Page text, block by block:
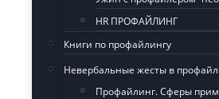
HR ПРОФАЙЛИНГ
Книги по профайлингу
Невербальные жесты в
Профайлинг. Сферы